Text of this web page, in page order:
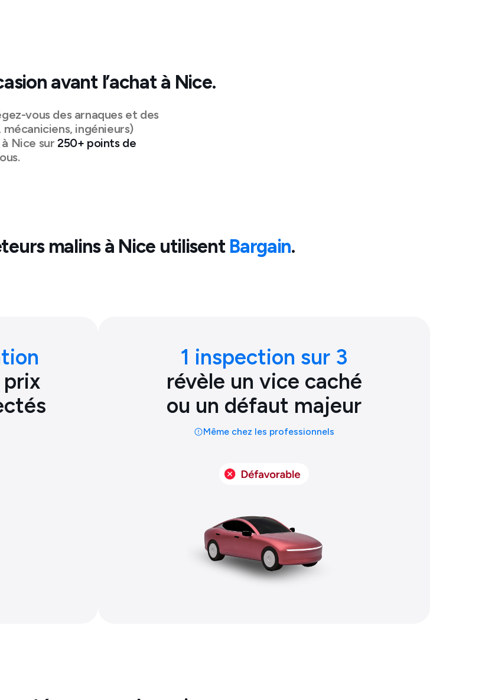
avant l’achat à Nice.
vous des arnaques et des
ingénieurs)
Nice sur 250+ points de
malins à Nice utilisent Bargain.
prix
1 inspection sur 3
révèle un vice caché
ou un défaut majeur
Même chez les professionnels